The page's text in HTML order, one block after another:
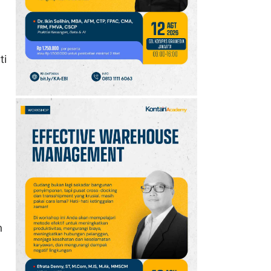
10 Promo JSM Superindo
7–9 Agustus 2026,
Minyak Goreng Rp37.900
hingga Buah Diskon 50%